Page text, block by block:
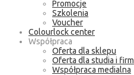
Promocje
Szkolenia
Voucher
Colourlock center
Współpraca
Oferta dla sklepu
Oferta dla studia i firm
Współpraca medialna